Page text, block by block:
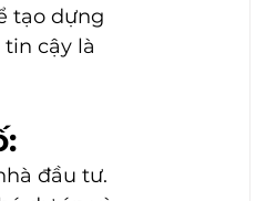
tạo dựng
cậy là
đầu tư.